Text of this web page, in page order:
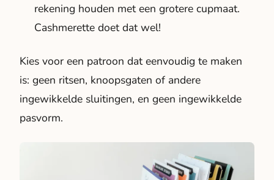
rekening houden met een grotere cupmaat.
Cashmerette doet dat wel!
Kies voor een patroon dat eenvoudig te maken
is: geen ritsen, knoopsgaten of andere
ingewikkelde sluitingen, en geen ingewikkelde
pasvorm.